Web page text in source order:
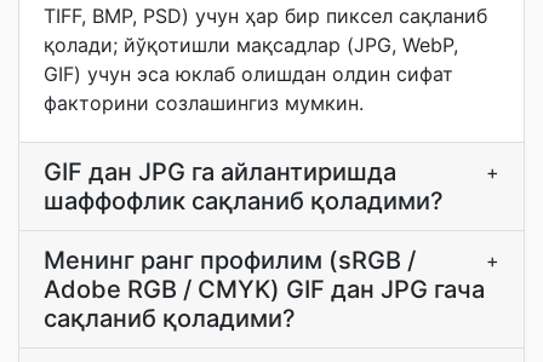
TIFF, BMP, PSD) учун ҳар бир пиксел сақланиб
қолади; йўқотишли мақсадлар (JPG, WebP,
GIF) учун эса юклаб олишдан олдин сифат
факторини созлашингиз мумкин.
GIF дан JPG га айлантиришда
шаффофлик сақланиб қоладими?
+
Менинг ранг профилим (sRGB /
Adobe RGB / CMYK) GIF дан JPG гача
сақланиб қоладими?
+